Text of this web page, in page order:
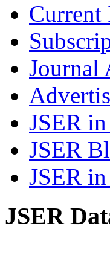
Current
Journal
JSER in
JSER
JSER
JSER